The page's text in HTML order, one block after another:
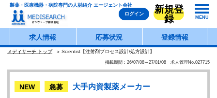
製薬・医療機器・病院専門の人材紹介 エージェント会社
ログイン
新規登
録
MENU
求人情報 応募状況 登録情報
メディサーチ トップ Scientist【注射剤プロセス設計/処方設計】
掲載期間：26/07/08～27/01/08 求人管理No.027715
NEW 急募 大手内資製薬メーカー